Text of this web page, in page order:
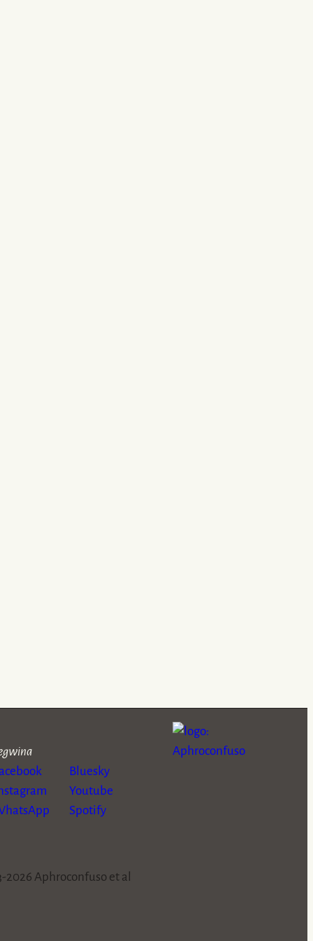
Bluesky
Youtube
Spotify
2026 Aphroconfuso et al